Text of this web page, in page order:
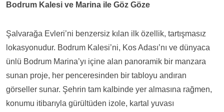
Bodrum Kalesi ve Marina ile Göz Göze
Şalvarağa Evleri’ni benzersiz kılan ilk özellik, tartışmasız
lokasyonudur. Bodrum Kalesi’ni, Kos Adası’nı ve dünyaca
ünlü Bodrum Marina’yı içine alan panoramik bir manzara
sunan proje, her penceresinden bir tabloyu andıran
görseller sunar. Şehrin tam kalbinde yer almasına rağmen,
konumu itibarıyla gürültüden izole, kartal yuvası